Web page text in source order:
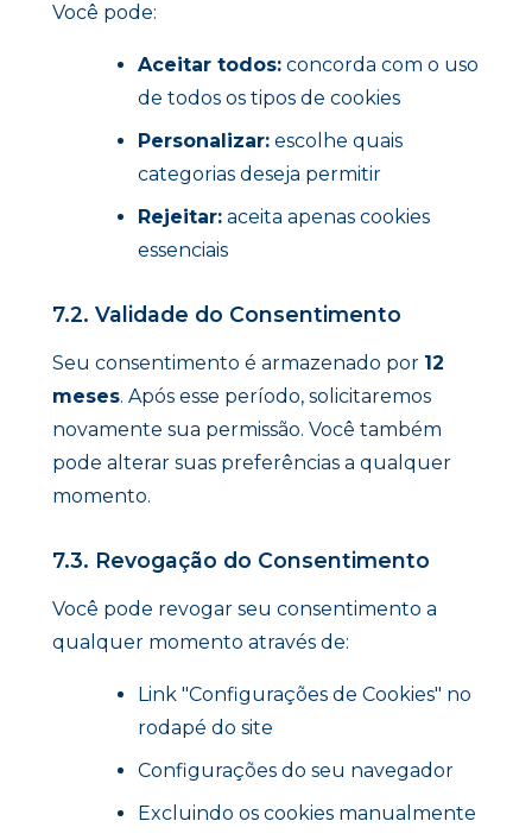
Você pode:
Aceitar todos: concorda com o uso
de todos os tipos de cookies
Personalizar: escolhe quais
categorias deseja permitir
Rejeitar: aceita apenas cookies
essenciais
7.2. Validade do Consentimento
Seu consentimento é armazenado por 12
meses. Após esse período, solicitaremos
novamente sua permissão. Você também
pode alterar suas preferências a qualquer
momento.
7.3. Revogação do Consentimento
Você pode revogar seu consentimento a
qualquer momento através de:
Link "Configurações de Cookies" no
rodapé do site
Configurações do seu navegador
Excluindo os cookies manualmente